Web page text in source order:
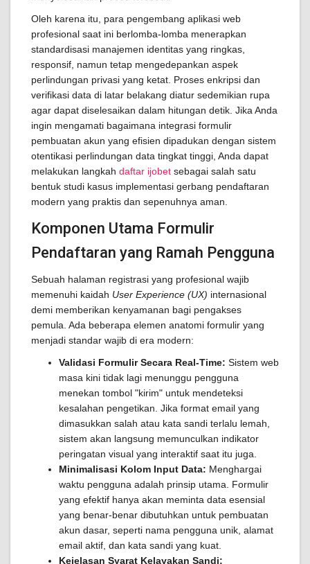
Oleh karena itu, para pengembang aplikasi web
profesional saat ini berlomba-lomba menerapkan
standardisasi manajemen identitas yang ringkas,
responsif, namun tetap mengedepankan aspek
perlindungan privasi yang ketat. Proses enkripsi dan
verifikasi data di latar belakang diatur sedemikian rupa
agar dapat diselesaikan dalam hitungan detik. Jika Anda
ingin mengamati bagaimana integrasi formulir
pembuatan akun yang efisien dipadukan dengan sistem
otentikasi perlindungan data tingkat tinggi, Anda dapat
melakukan langkah daftar ijobet sebagai salah satu
bentuk studi kasus implementasi gerbang pendaftaran
modern yang praktis dan sepenuhnya aman.
Komponen Utama Formulir
Pendaftaran yang Ramah Pengguna
Sebuah halaman registrasi yang profesional wajib
memenuhi kaidah User Experience (UX) internasional
demi memberikan kenyamanan bagi pengakses
pemula. Ada beberapa elemen anatomi formulir yang
menjadi standar wajib di era modern:
Validasi Formulir Secara Real-Time: Sistem web
masa kini tidak lagi menunggu pengguna
menekan tombol "kirim" untuk mendeteksi
kesalahan pengetikan. Jika format email yang
dimasukkan salah atau kata sandi terlalu lemah,
sistem akan langsung memunculkan indikator
peringatan visual yang interaktif saat itu juga.
Minimalisasi Kolom Input Data: Menghargai
waktu pengguna adalah prinsip utama. Formulir
yang efektif hanya akan meminta data esensial
yang benar-benar dibutuhkan untuk pembuatan
akun dasar, seperti nama pengguna unik, alamat
email aktif, dan kata sandi yang kuat.
Kejelasan Syarat Kelayakan Sandi: